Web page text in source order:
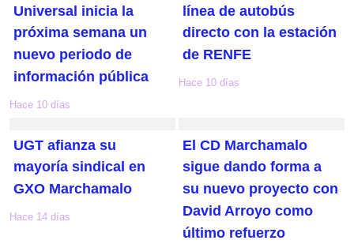
Universal inicia la
próxima semana un
nuevo periodo de
información pública
Hace 10 días
línea de autobús
directo con la estación
de RENFE
Hace 10 días
UGT afianza su
mayoría sindical en
GXO Marchamalo
Hace 14 días
El CD Marchamalo
sigue dando forma a
su nuevo proyecto con
David Arroyo como
último refuerzo